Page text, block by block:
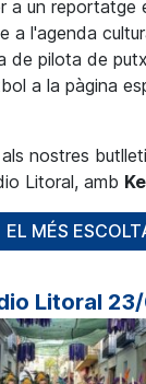
a un reportatge
a l'agenda
de pilota de
a la pàgina
nostres
Litoral, amb
EL MÉS
Litoral